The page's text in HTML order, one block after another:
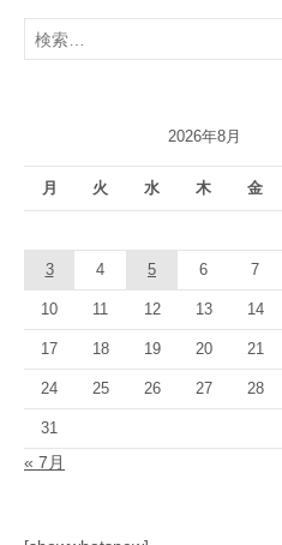
検
索:
2026年8月
月 火 水 木 金
3 4 5 6 7
10 11 12 13 14
17 18 19 20 21
24 25 26 27 28
31
« 7月